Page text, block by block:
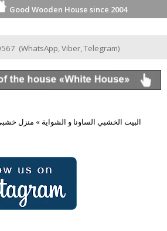
Good Wooden House since 2004
(WhatsApp,Viber,Telegram)
البيت الخشبي الساونا و الشواية » منزل خشبي 200